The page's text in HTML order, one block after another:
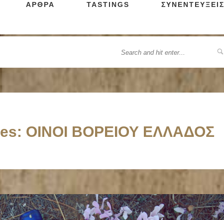
ΑΡΘΡΑ TASTINGS ΣΥΝΕΝΤΕΥΞΕΙΣ
ΟΙΝΟΙ ΒΟΡΕΙΟΥ ΕΛΛΑΔΟΣ